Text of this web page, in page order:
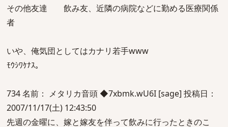
その他友達 飲み友、近隣の病院などに勤める医療関係
者
いや、俺気団としてはカナリ若手www
ﾓｳｼﾜｹﾅｽ。
734 名前： メタリカ音頭 ◆7xbmk.wU6I [sage] 投稿日：
2007/11/17(土) 12:43:50
先週の金曜に、嫁と嫁友を伴って飲みに行ったときのこ